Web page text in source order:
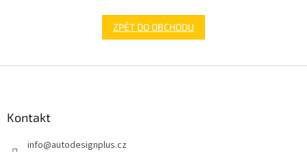
ZPĚT DO OBCHODU
Kontakt
info@autodesignplus.cz